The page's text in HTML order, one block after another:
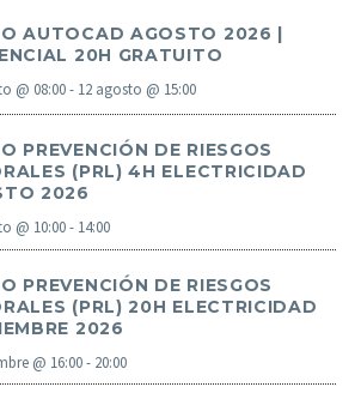
AUTOCAD AGOSTO 2026 |
20H GRATUITO
@ 08:00- 12 agosto @ 15:00
PREVENCIÓN DE RIESGOS
(PRL) 4H ELECTRICIDAD
2026
@ 10:00- 14:00
PREVENCIÓN DE RIESGOS
(PRL) 20H ELECTRICIDAD
2026
@ 16:00- 20:00